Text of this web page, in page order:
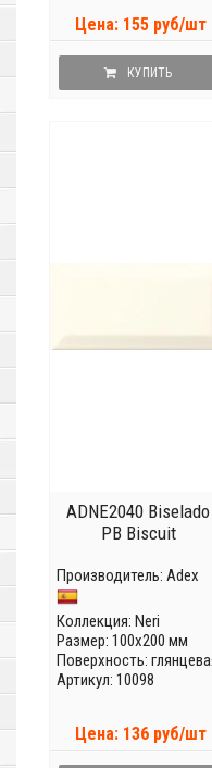
Цена: 155 руб/шт
КУПИТЬ
ADNE2040 Biselado
PB Biscuit
Производитель: Adex
Коллекция: Neri
Размер: 100x200 мм
Поверхность:
Артикул: 10098
Цена: 136 руб/шт